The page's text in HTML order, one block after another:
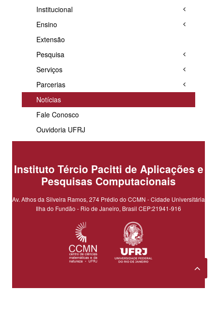
Institucional
Ensino
Extensão
Pesquisa
Serviços
Parcerias
Notícias
Fale Conosco
Ouvidoria UFRJ
Instituto Tércio Pacitti de Aplicações e
Pesquisas Computacionais
Av. Athos da Silveira Ramos, 274 Prédio do CCMN - Cidade Universitária
Ilha do Fundão - Rio de Janeiro, Brasil CEP:21941-916